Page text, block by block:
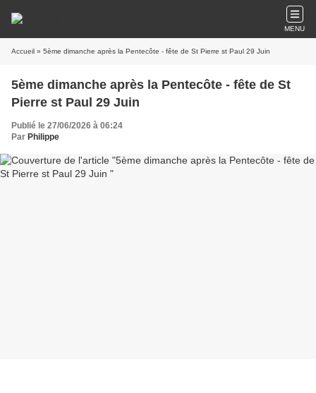
MENU
Accueil » 5ème dimanche après la Pentecôte - fête de St Pierre st Paul 29 Juin
5ème dimanche après la Pentecôte - fête de St
Pierre st Paul 29 Juin
Publié le 27/06/2026 à 06:24
Par Philippe